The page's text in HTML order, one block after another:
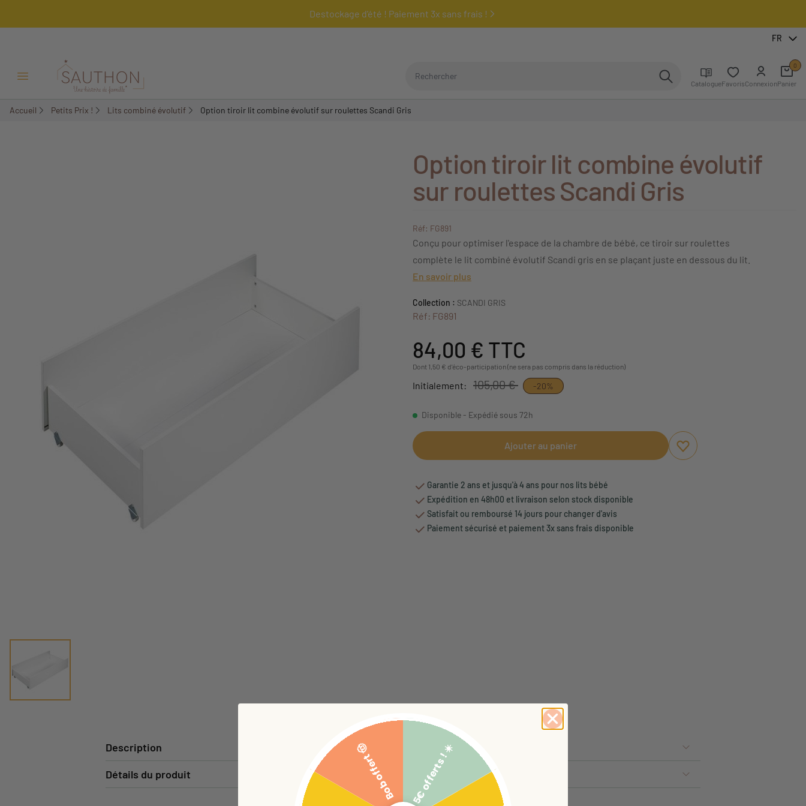
Destockage d'été ! Paiement 3x sans frais !
FR
Ouvrir/Fermer menu CatalogueFavorisConnexionPanier
0
Accueil Petits Prix ! Lits combiné évolutif Option tiroir lit combine évolutif sur roulettes Scandi Gris
Option tiroir lit combine évolutif
sur roulettes Scandi Gris
Réf: FG891
Conçu pour optimiser l'espace de la chambre de bébé, ce tiroir sur roulettes
complète le lit combiné évolutif Scandi gris en se plaçant juste en dessous du lit.
En savoir plus
Collection : SCANDI GRIS
Réf: FG891
84,00 € TTC
Dont 1,50 € d'éco-participation (ne sera pas compris dans la réduction)
Initialement: 105,00 € -20%
Disponible - Expédié sous 72h
Ajouter au panier
Ajouter aux favoris
Supprimer des favoris
Garantie 2 ans et jusqu'à 4 ans pour nos lits bébé
Expédition en 48h00 et livraison selon stock disponible
Satisfait ou remboursé 14 jours pour changer d'avis
Paiement sécurisé et paiement 3x sans frais disponible
Description
Détails du produit 5€ offerts ! ☀️
Bob offert 🤠